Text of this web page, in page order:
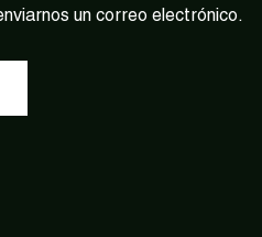
un correo electrónico.